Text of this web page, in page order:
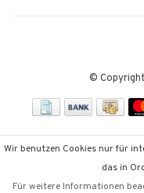
©
Wir benutzen Cookies nur für
das in
Für weitere Informationen